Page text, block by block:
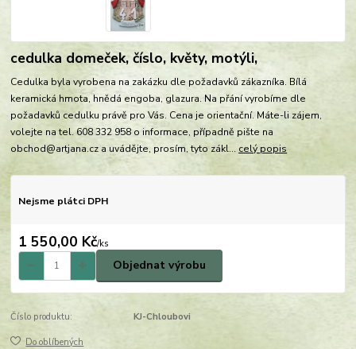
cedulka domeček, číslo, květy, motýli,
Cedulka byla vyrobena na zakázku dle požadavků zákazníka. Bílá
keramická hmota, hnědá engoba, glazura. Na přání vyrobíme dle
požadavků cedulku právě pro Vás. Cena je orientační. Máte-li zájem,
volejte na tel. 608 332 958 o informace, případně pište na
obchod@artjana.cz a uvádějte, prosím, tyto zákl... celý popis
Nejsme plátci DPH
1 550,00 Kč/ks
Objednat výrobu
Číslo produktu: KJ-Chloubovi
Do oblíbených